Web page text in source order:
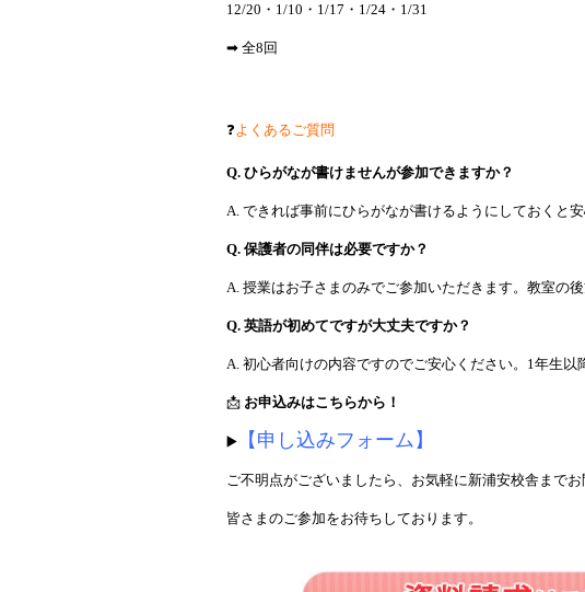
12/20・1/10・1/17・1/24・1/31
➡ 全8回
❓よくあるご質問
Q. ひらがなが書けませんが参加できますか？
A. できれば事前にひらがなが書けるようにしておくと
Q. 保護者の同伴は必要ですか？
A. 授業はお子さまのみでご参加いただきます。教室の
Q. 英語が初めてですが大丈夫ですか？
A. 初心者向けの内容ですのでご安心ください。1年生
📩 お申込みはこちらから！
▶️ 【申し込みフォーム】
ご不明点がございましたら、お気軽に新浦安校舎までお
皆さまのご参加をお待ちしております。